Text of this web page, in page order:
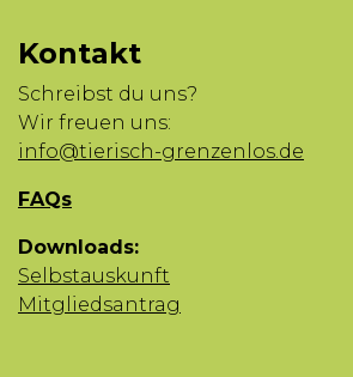
Kontakt
Schreibst du uns?
Wir freuen uns:
info@tierisch-grenzenlos.de
FAQs
Downloads:
Selbstauskunft
Mitgliedsantrag